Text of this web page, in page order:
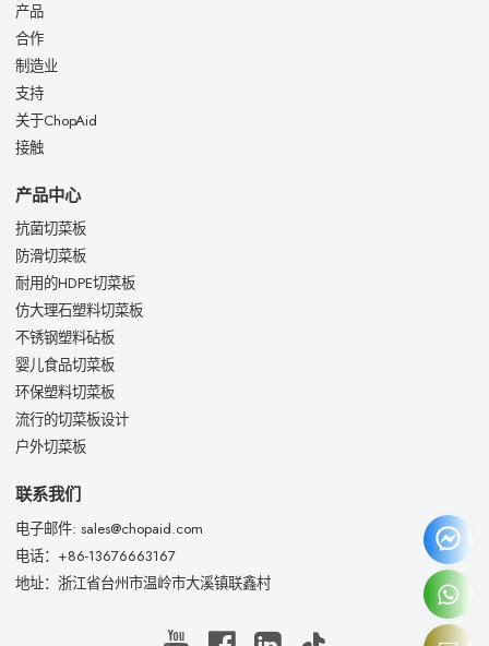
产品
合作
制造业
支持
关于ChopAid
接触
产品中心
抗菌切菜板
防滑切菜板
耐用的HDPE切菜板
仿大理石塑料切菜板
不锈钢塑料砧板
婴儿食品切菜板
环保塑料切菜板
流行的切菜板设计
户外切菜板
联系我们
电子邮件: sales@chopaid.com
电话：+86-13676663167
地址：浙江省台州市温岭市大溪镇联鑫村